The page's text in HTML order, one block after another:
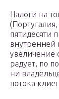
Налоги на
пятидесяти
внутренней
увеличение
радует, по
ни
потока